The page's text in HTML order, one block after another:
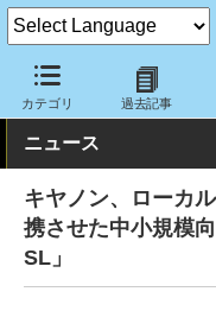
カテゴリ 過去記事
クラウド Watch サービ
ニュース
キヤノン、ローカ
携させた中小規模
SL」